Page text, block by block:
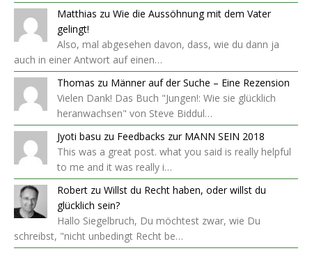
Matthias zu Wie die Aussöhnung mit dem Vater
gelingt!
Also, mal abgesehen davon, dass, wie du dann ja
auch in einer Antwort auf einen…
Thomas zu Männer auf der Suche – Eine Rezension
Vielen Dank! Das Buch "Jungen!: Wie sie glücklich
heranwachsen" von Steve Biddul…
Jyoti basu zu Feedbacks zur MANN SEIN 2018
This was a great post. what you said is really helpful
to me and it was really i…
Robert zu Willst du Recht haben, oder willst du
glücklich sein?
Hallo Siegelbruch, Du möchtest zwar, wie Du
schreibst, "nicht unbedingt Recht be…